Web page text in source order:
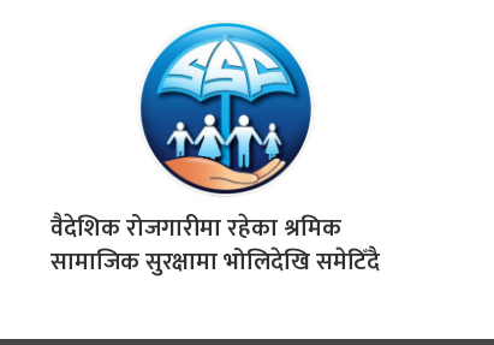
वैदेशिक रोजगारीमा रहेका श्रमिक
सामाजिक सुरक्षामा भोलिदेखि समेटिँदै